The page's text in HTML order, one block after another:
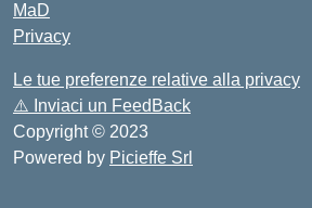
MaD
Privacy
Le tue preferenze relative alla privacy
⚠️ Inviaci un FeedBack
Copyright © 2023
Powered by Picieffe Srl